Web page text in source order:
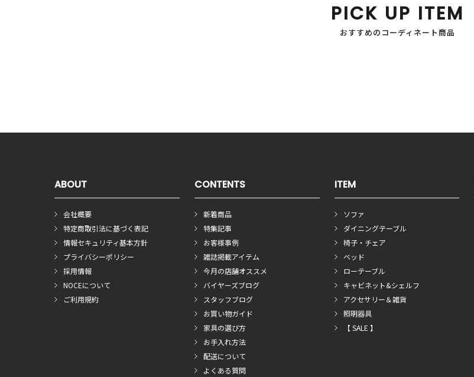
PICK UP ITEM
おすすめのコーディネート商品
ABOUT
会社概要
特定商取引法に基づく表記
情報セキュリティ基本方針
プライバシーポリシー
採用情報
NOCEについて
ご利用規約
CONTENTS
新着商品
特集記事
お客様事例
雑誌掲載アイテム
今月の店舗オススメ
バイヤーズブログ
スタッフブログ
お買い物ガイド
家具の選び方
お手入れ方法
配送について
よくある質問
ITEM
ソファ
ダイニングテーブル
椅子・チェア
ベッド
ローテーブル
キャビネット&シェルフ
アクセサリー＆雑貨
照明器具
【 SALE 】